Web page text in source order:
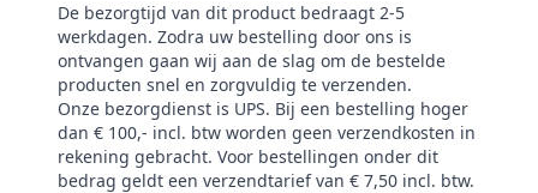
De bezorgtijd van dit product bedraagt 2-5
werkdagen. Zodra uw bestelling door ons is
ontvangen gaan wij aan de slag om de bestelde
producten snel en zorgvuldig te verzenden.
Onze bezorgdienst is UPS. Bij een bestelling hoger
dan € 100,- incl. btw worden geen verzendkosten in
rekening gebracht. Voor bestellingen onder dit
bedrag geldt een verzendtarief van € 7,50 incl. btw.